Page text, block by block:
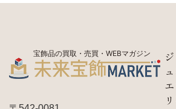
宝飾品の買取・売買・WEBマガジン
ジ
ュ
エ
リ